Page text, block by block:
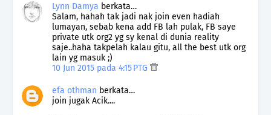
Lynn Damya berkata…
Salam, hahah tak jadi nak join even hadiah
lumayan, sebab kena add FB lah pulak, FB saye
private utk org2 yg sy kenal di dunia reality
saje..haha takpelah kalau gitu, all the best utk org
lain yg masuk ;)
10 Jun 2015 pada 4:15 PTG
efa othman berkata…
join jugak Acik....